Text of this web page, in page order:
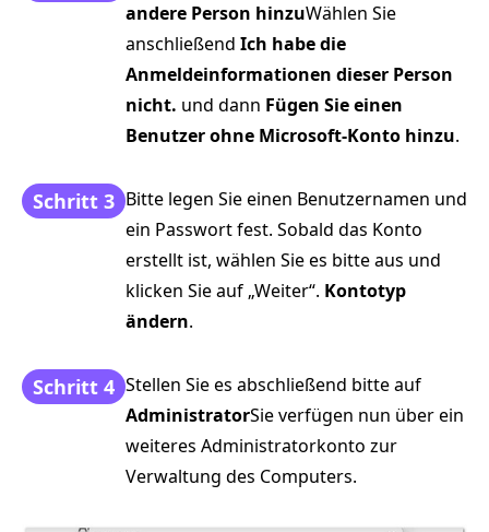
andere Person hinzuWählen Sie
anschließend Ich habe die
Anmeldeinformationen dieser Person
nicht. und dann Fügen Sie einen
Benutzer ohne Microsoft-Konto hinzu.
Schritt 3 Bitte legen Sie einen Benutzernamen und
ein Passwort fest. Sobald das Konto
erstellt ist, wählen Sie es bitte aus und
klicken Sie auf „Weiter“. Kontotyp
ändern.
Schritt 4 Stellen Sie es abschließend bitte auf
AdministratorSie verfügen nun über ein
weiteres Administratorkonto zur
Verwaltung des Computers.